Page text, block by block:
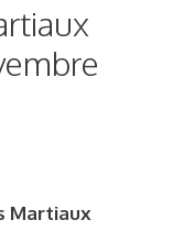
Martiaux